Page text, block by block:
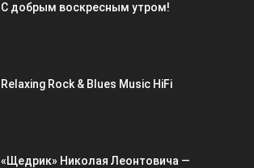
С добрым воскресным утром!
Relaxing Rock & Blues Music HiFi
«Щедрик» Николая Леонтовича —